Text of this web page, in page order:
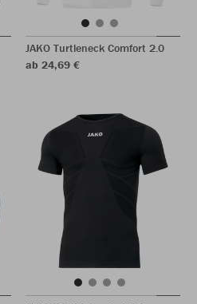
JAKO Turtleneck Comfort 2.0
ab 24,69 €